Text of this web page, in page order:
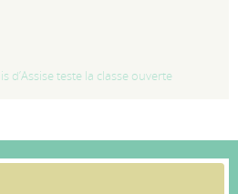
d’Assise teste la classe ouverte